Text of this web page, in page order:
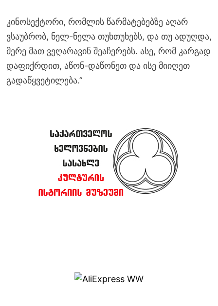
კინოსექტორი, რომლის წარმატებებზე აღარ
ვსაუბრობ, ნელ-ნელა თუხთუხებს, და თუ ადუღდა,
მერე მათ ვეღარავინ შეაჩერებს. ასე, რომ კარგად
დაფიქრდით, აწონ-დაწონეთ და ისე მიიღეთ
გადაწყვეტილება.”